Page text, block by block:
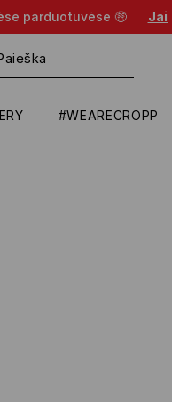
parduotuvėse 🤑 Jai
#WEARECROPP